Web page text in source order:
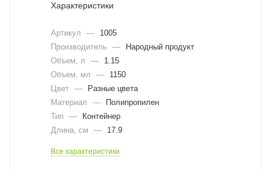
Характеристики
Артикул —
1005
Производитель
—
Народный продукт
Объем, л
—
1.15
Объем, мл
—
1150
Цвет —
Разные цвета
Материал
—
Полипропилен
Тип
—
Контейнер
Длина, cм
— 17.9
Все характеристики